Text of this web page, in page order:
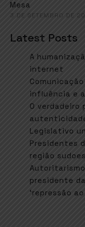
Mesa
3 DE SETEMBRO DE
Latest Posts
A
internet
influência e
O
Legislativo
Presidentes
região
Autoritarismo
presidente
‘repressão